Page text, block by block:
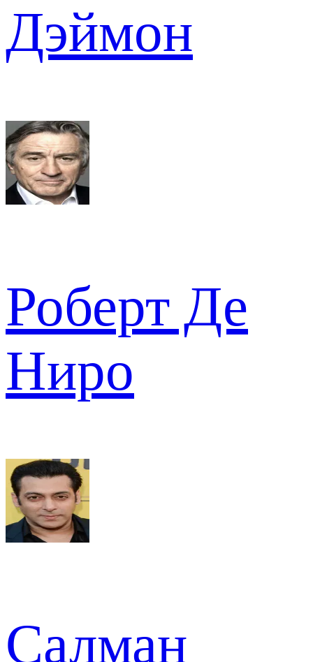
Дэймон
Роберт Де
Ниро
Салман